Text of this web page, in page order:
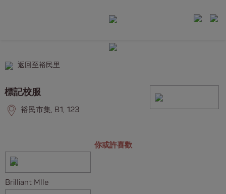
返回至裕民里
標記校服
裕民市集, B1, 123
你或許喜歡
Brilliant Mlle